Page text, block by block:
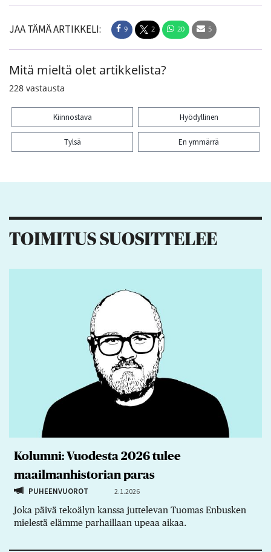
JAA TÄMÄ ARTIKKELI: 9 2 20 5
Mitä mieltä olet artikkelista?
228 vastausta
Kiinnostava Hyödyllinen
Tylsä En ymmärrä
TOIMITUS SUOSITTELEE
Kolumni: Vuodesta 2026 tulee
maailmanhistorian paras
PUHEENVUOROT 2.1.2026
Joka päivä tekoälyn kanssa juttelevan Tuomas Enbusken
mielestä elämme parhaillaan upeaa aikaa.